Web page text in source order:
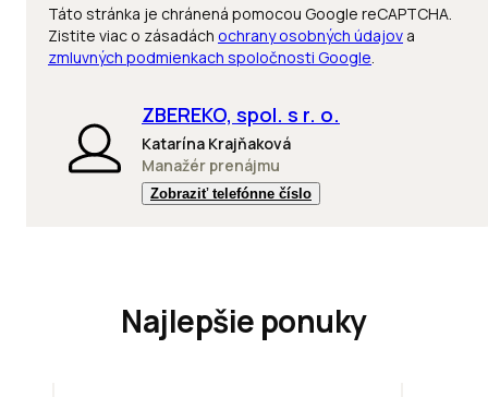
Táto stránka je chránená pomocou Google reCAPTCHA.
Zistite viac o zásadách ochrany osobných údajov a
zmluvných podmienkach spoločnosti Google.
ZBEREKO, spol. s r. o.
Katarína Krajňaková
Manažér prenájmu
Zobraziť telefónne číslo
Najlepšie ponuky